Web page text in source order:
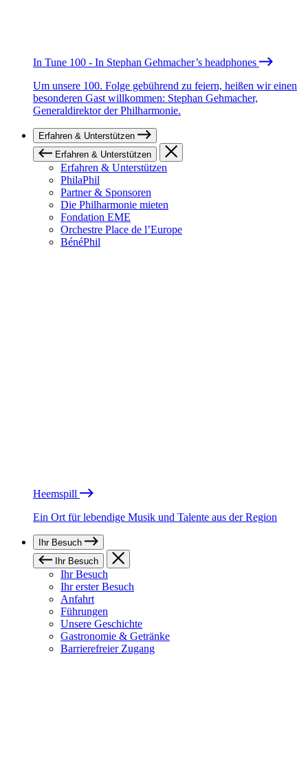
In Tune 100 - In Stephan Gehmacher’s headphones
Um unsere 100. Folge gebührend zu feiern, heißen wir einen
besonderen Gast willkommen: Stephan Gehmacher,
Generaldirektor der Philharmonie.
Erfahren & Unterstützen
Erfahren & Unterstützen
Erfahren & Unterstützen
PhilaPhil
Partner & Sponsoren
Die Philharmonie mieten
Fondation EME
Orchestre Place de l’Europe
BénéPhil
Heemspill
Ein Ort für lebendige Musik und Talente aus der Region
Ihr Besuch
Ihr Besuch
Ihr Besuch
Ihr erster Besuch
Anfahrt
Führungen
Unsere Geschichte
Gastronomie & Getränke
Barrierefreier Zugang